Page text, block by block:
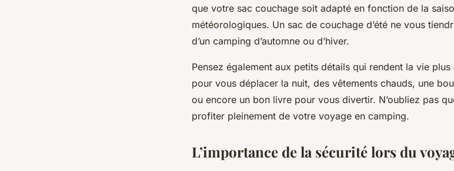
que votre sac couchage soit adapté en fonction de la
météorologiques. Un sac de couchage d’été ne vous
d’un camping d’automne ou d’hiver.
Pensez également aux petits détails qui rendent la vie
pour vous déplacer la nuit, des vêtements chauds, une
ou encore un bon livre pour vous divertir. N’oubliez pas
profiter pleinement de votre voyage en camping.
L’importance de la sécurité lors du